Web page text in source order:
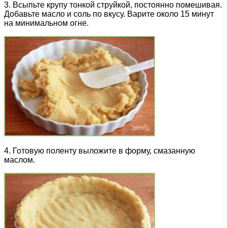
3. Всыпьте крупу тонкой струйкой, постоянно помешивая.
Добавьте масло и соль по вкусу. Варите около 15 минут
на минимальном огне.
4. Готовую поленту выложите в форму, смазанную
маслом.